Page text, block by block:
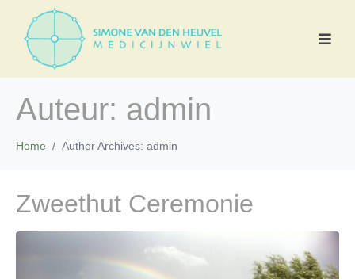
Auteur: admin
Home Author Archives: admin
Zweethut Ceremonie